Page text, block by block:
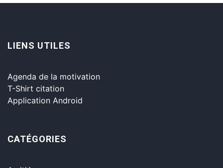
LIENS UTILES
Agenda de la motivation
T-Shirt citation
Application Android
CATÉGORIES